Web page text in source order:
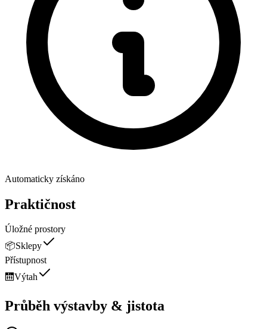
Automaticky získáno
Praktičnost
Úložné prostory
📦Sklepy
Přístupnost
🛗Výtah
Průběh výstavby & jistota